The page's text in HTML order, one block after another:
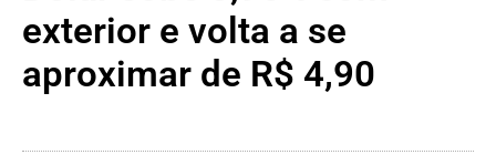
exterior e volta a se
aproximar de R$ 4,90